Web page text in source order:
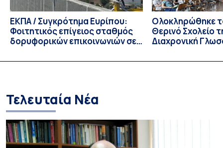
ΕΚΠΑ / Συγκρότημα Ευρίπου:
Φοιτητικός επίγειος σταθμός
δορυφορικών επικοινωνιών σε
Ολοκληρώθηκε
Θερινό Σχολείο
Διαχρονική
Linguistics in
Τελευταία Νέα